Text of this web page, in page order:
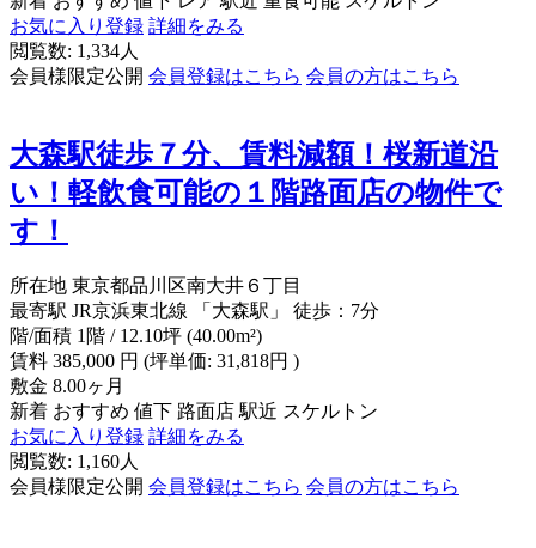
お気に入り登録 詳細をみる
閲覧数: 1,334人
会員様限定公開 会員登録はこちら 会員の方はこちら
大森駅徒歩７分、賃料減額！桜新道沿
い！軽飲食可能の１階路面店の物件で
す！
所在地 東京都品川区南大井６丁目
最寄駅 JR京浜東北線 「大森駅」 徒歩：7分
階/面積 1階 / 12.10坪 (40.00m²)
賃料 385,000 円 (坪単価: 31,818円 )
敷金 8.00ヶ月
新着 おすすめ 値下 路面店 駅近 スケルトン
お気に入り登録 詳細をみる
閲覧数: 1,160人
会員様限定公開 会員登録はこちら 会員の方はこちら